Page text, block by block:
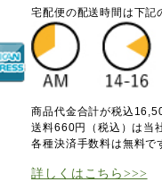
宅配便の配送時間は下記
商品代金合計が税込
送料660円（税込）は当
各種決済手数料は無料で
詳しくはこちら>>>